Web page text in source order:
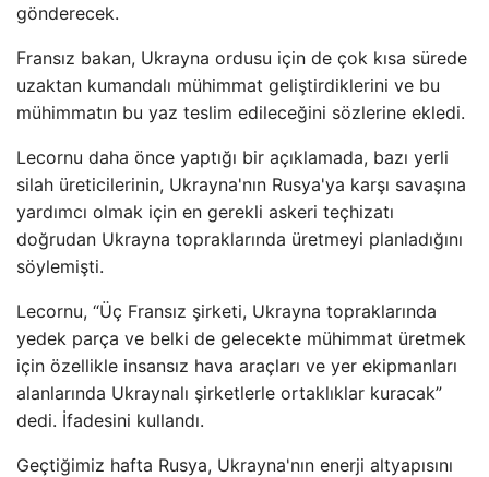
gönderecek.
Fransız bakan, Ukrayna ordusu için de çok kısa sürede
uzaktan kumandalı mühimmat geliştirdiklerini ve bu
mühimmatın bu yaz teslim edileceğini sözlerine ekledi.
Lecornu daha önce yaptığı bir açıklamada, bazı yerli
silah üreticilerinin, Ukrayna'nın Rusya'ya karşı savaşına
yardımcı olmak için en gerekli askeri teçhizatı
doğrudan Ukrayna topraklarında üretmeyi planladığını
söylemişti.
Lecornu, “Üç Fransız şirketi, Ukrayna topraklarında
yedek parça ve belki de gelecekte mühimmat üretmek
için özellikle insansız hava araçları ve yer ekipmanları
alanlarında Ukraynalı şirketlerle ortaklıklar kuracak”
dedi. İfadesini kullandı.
Geçtiğimiz hafta Rusya, Ukrayna'nın enerji altyapısını